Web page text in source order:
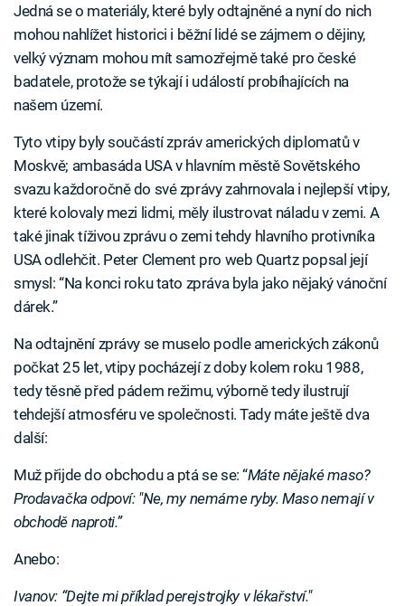
Jedná se o materiály, které byly odtajněné a nyní do nich
mohou nahlížet historici i běžní lidé se zájmem o dějiny,
velký význam mohou mít samozřejmě také pro české
badatele, protože se týkají i událostí probíhajících na
našem území.
Tyto vtipy byly součástí zpráv amerických diplomatů v
Moskvě; ambasáda USA v hlavním městě Sovětského
svazu každoročně do své zprávy zahrnovala i nejlepší vtipy,
které kolovaly mezi lidmi, měly ilustrovat náladu v zemi. A
také jinak tíživou zprávu o zemi tehdy hlavního protivníka
USA odlehčit. Peter Clement pro web Quartz popsal její
smysl: “Na konci roku tato zpráva byla jako nějaký vánoční
dárek.”
Na odtajnění zprávy se muselo podle amerických zákonů
počkat 25 let, vtipy pocházejí z doby kolem roku 1988,
tedy těsně před pádem režimu, výborně tedy ilustrují
tehdejší atmosféru ve společnosti. Tady máte ještě dva
další:
Muž přijde do obchodu a ptá se se: “Máte nějaké maso?
Prodavačka odpoví: "Ne, my nemáme ryby. Maso nemají v
obchodě naproti.”
Anebo:
Ivanov: “Dejte mi příklad perejstrojky v lékařství."